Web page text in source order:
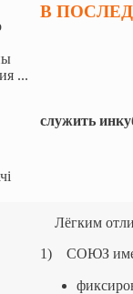
В
служить
Лёгким
1) СОЮЗ
...